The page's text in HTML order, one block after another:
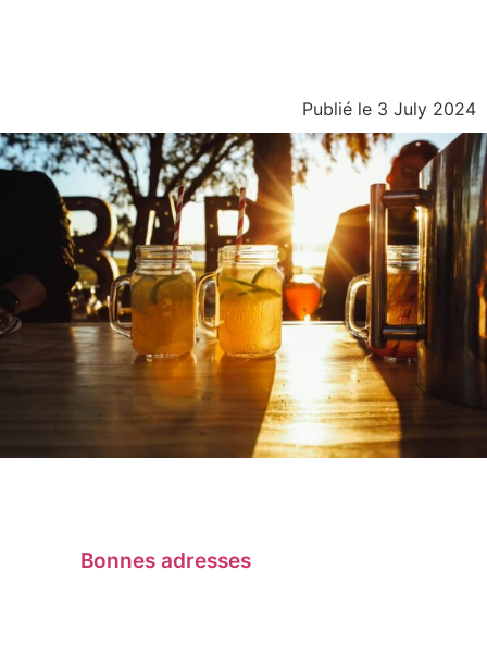
Bonnes adresses
Publié le 3 July 2024